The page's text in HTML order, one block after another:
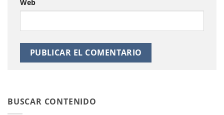
Web
BUSCAR CONTENIDO